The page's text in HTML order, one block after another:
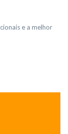
e a melhor